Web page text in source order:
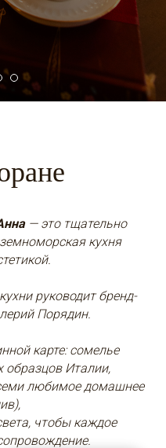
— это тщательно
кухня
руководит бренд-
Порядин.
карте: сомелье
образцов Италии,
любимое домашнее
чтобы каждое